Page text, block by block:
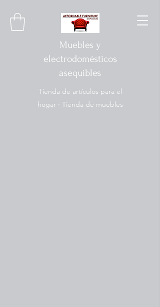
Muebles y
electrodomésticos
asequibles
Tienda de artículos para el
hogar · Tienda de muebles